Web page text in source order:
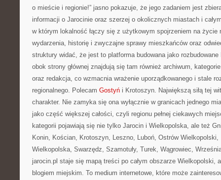
o mieście i regionie!” jasno pokazuje, że jego zadaniem jest
informacji o Jarocinie oraz szerzej o okolicznych miastach i
w którym lokalność łączy się z użytkowym spojrzeniem na
wydarzenia, historię i zwyczajne sprawy mieszkańców oraz
struktury widać, że jest to platforma budowana jako
obok strony głównej znajdują się tam również archiwum,
oraz redakcja, co wzmacnia wrażenie uporządkowanego i stale
regionalnego. Polecam Gostyń i Krotoszyn. Największą siłą tej
charakter. Nie zamyka się ona wyłącznie w granicach jednego
jako część większej całości, czyli regionu pełnej ciekawych
kategorii pojawiają się nie tylko Jarocin i Wielkopolska, ale też
Konin, Kościan, Krotoszyn, Leszno, Luboń, Ostrów Wielkopolski,
Wielkopolska, Swarzędz, Szamotuły, Turek, Wągrowiec,
jarocin.pl staje się mapą treści po całym obszarze Wielkopolski,
blogiem miejskim. To medium internetowe, które może